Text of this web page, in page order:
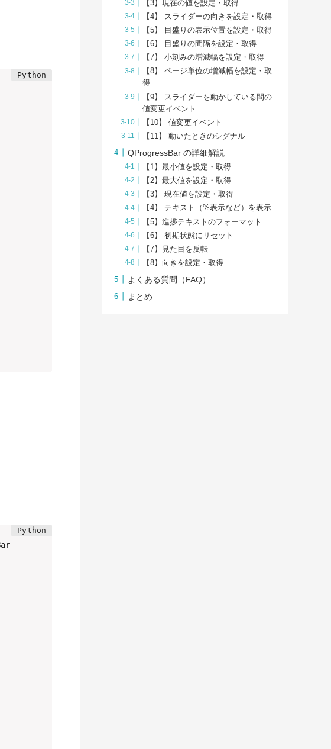
QProgressBar
【3】現在の値を設定・取得
【4】 スライダーの向きを設定・取得
【5】 目盛りの表示位置を設定・取得
【6】 目盛りの間隔を設定・取得
【7】 小刻みの増減幅を設定・取得
【8】 ページ単位の増減幅を設定・取
得
【9】 スライダーを動かしている間の
値変更イベント
【10】 値変更イベント
【11】 動いたときのシグナル
QProgressBar の詳細解説
【1】最小値を設定・取得
【2】最大値を設定・取得
【3】 現在値を設定・取得
【4】 テキスト（%表示など）を表示
【5】進捗テキストのフォーマット
【6】 初期状態にリセット
【7】見た目を反転
【8】向きを設定・取得
よくある質問（FAQ）
まとめ